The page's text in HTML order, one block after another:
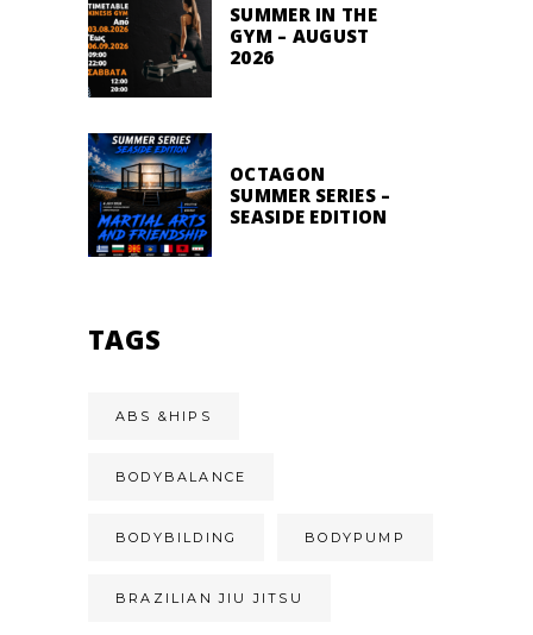
SUMMER IN THE
GYM – AUGUST
2026
OCTAGON
SUMMER SERIES –
SEASIDE EDITION
TAGS
ABS &HIPS
BODYBALANCE
BODYBILDING BODYPUMP
BRAZILIAN JIU JITSU